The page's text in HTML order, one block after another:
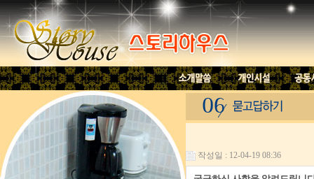
작성일 : 12-04-19 08:36